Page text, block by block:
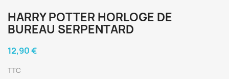
HARRY POTTER HORLOGE DE
BUREAU SERPENTARD
12,90 €
TTC